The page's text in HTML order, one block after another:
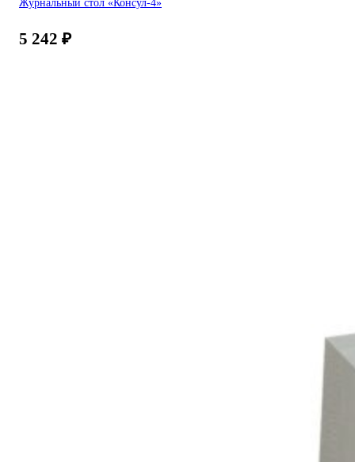
5 242 ₽